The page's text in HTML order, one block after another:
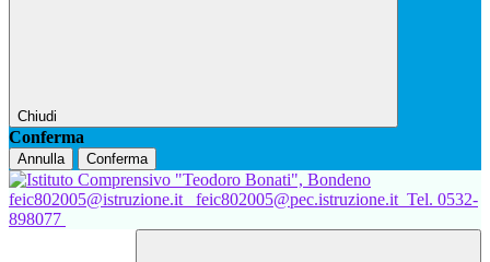
Chiudi
Conferma
Annulla Conferma
feic802005@istruzione.it feic802005@pec.istruzione.it Tel. 0532-
898077